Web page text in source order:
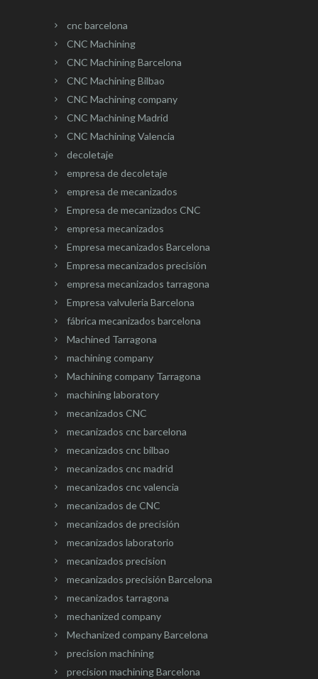
cnc barcelona
CNC Machining
CNC Machining Barcelona
CNC Machining Bilbao
CNC Machining company
CNC Machining Madrid
CNC Machining Valencia
decoletaje
empresa de decoletaje
empresa de mecanizados
Empresa de mecanizados CNC
empresa mecanizados
Empresa mecanizados Barcelona
Empresa mecanizados precisión
empresa mecanizados tarragona
Empresa valvuleria Barcelona
fábrica mecanizados barcelona
Machined Tarragona
machining company
Machining company Tarragona
machining laboratory
mecanizados CNC
mecanizados cnc barcelona
mecanizados cnc bilbao
mecanizados cnc madrid
mecanizados cnc valencia
mecanizados de CNC
mecanizados de precisión
mecanizados laboratorio
mecanizados precision
mecanizados precisión Barcelona
mecanizados tarragona
mechanized company
Mechanized company Barcelona
precision machining
precision machining Barcelona